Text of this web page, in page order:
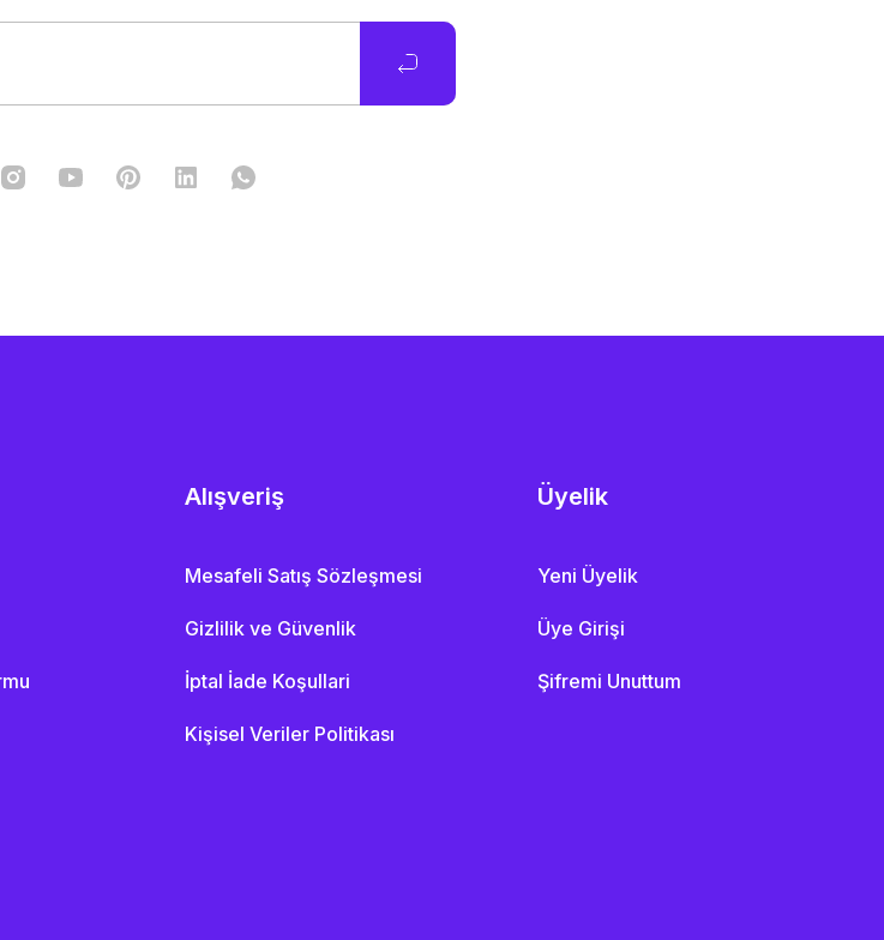
Alışveriş
Mesafeli Satış Sözleşmesi
Gizlilik ve Güvenlik
İptal İade Koşullari
Kişisel Veriler Politikası
Üyelik
Yeni Üyelik
Üye Girişi
Şifremi Unuttum